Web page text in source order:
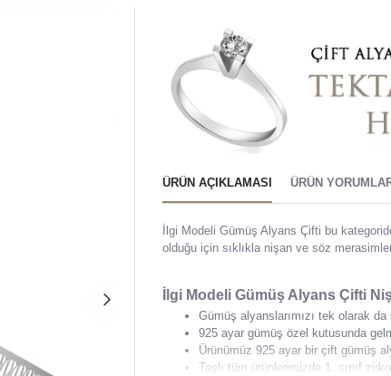
ÜRÜN AÇIKLAMASI ÜRÜN
İlgi Modeli Gümüş Alyans Çifti bu
olduğu için sıklıkla nişan ve söz
İlgi Modeli Gümüş Alyans Çifti
Gümüş alyanslarımızı tek olarak da
925 ayar gümüş özel kutusunda
Ürünümüz 925 ayar bir çift gümüş
Taşlı tüm ürünlerimizde 1. sınıf